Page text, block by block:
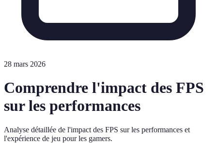
28 mars 2026
Comprendre l'impact des FPS
sur les performances
Analyse détaillée de l'impact des FPS sur les performances et
l'expérience de jeu pour les gamers.